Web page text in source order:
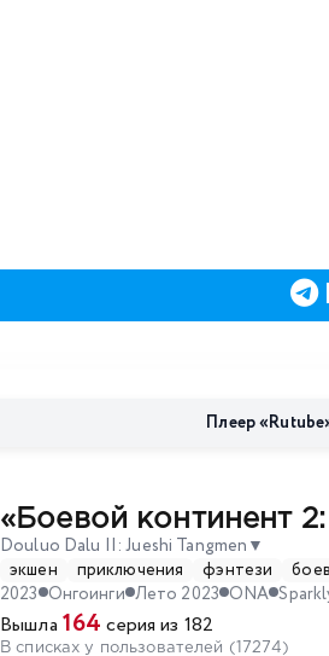
Плеер
«Боевой континент
Douluo Dalu II: Jueshi Tangmen ▼
экшен приключения фэнтези
2023 Онгоинги Лето 2023 ONA
Вышла 164 серия из 182
В списках у пользователей (17274)